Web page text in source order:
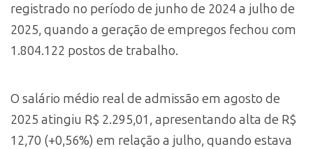
registrado no período de junho de 2024 a julho de
2025, quando a geração de empregos fechou com
1.804.122 postos de trabalho.
O salário médio real de admissão em agosto de
2025 atingiu R$ 2.295,01, apresentando alta de R$
12,70 (+0,56%) em relação a julho, quando estava